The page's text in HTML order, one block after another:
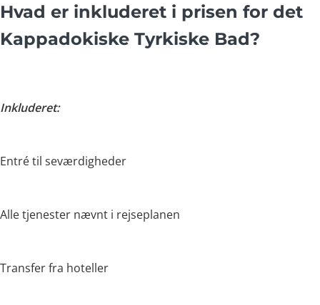
Hvad er inkluderet i prisen for det
Kappadokiske Tyrkiske Bad?
Inkluderet:
Entré til seværdigheder
Alle tjenester nævnt i rejseplanen
Transfer fra hoteller